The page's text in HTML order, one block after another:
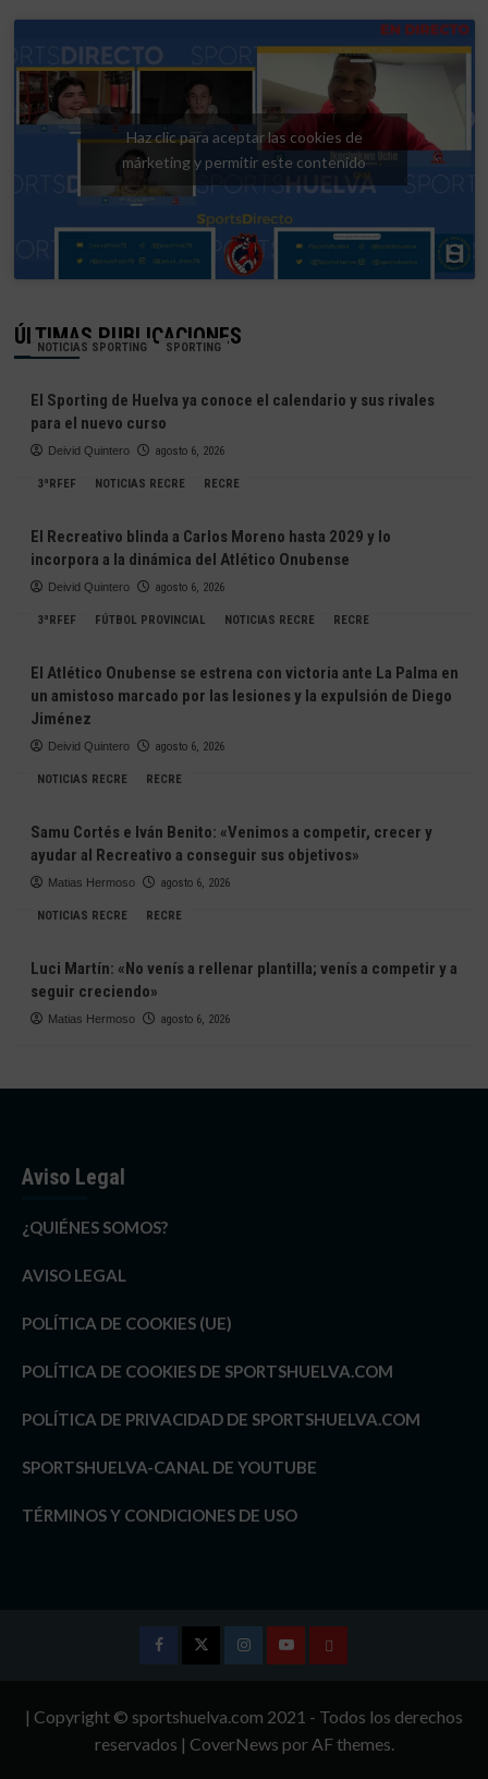
Haz clic para aceptar las cookies de
márketing y permitir este contenido
ÚLTIMAS PUBLICACIONES
NOTICIAS SPORTING SPORTING
El Sporting de Huelva ya conoce el calendario y sus rivales
para el nuevo curso
Deivid Quintero agosto 6, 2026
3ªRFEF NOTICIAS RECRE RECRE
El Recreativo blinda a Carlos Moreno hasta 2029 y lo
incorpora a la dinámica del Atlético Onubense
Deivid Quintero agosto 6, 2026
3ªRFEF FÚTBOL PROVINCIAL NOTICIAS RECRE RECRE
El Atlético Onubense se estrena con victoria ante La Palma en
un amistoso marcado por las lesiones y la expulsión de Diego
Jiménez
Deivid Quintero agosto 6, 2026
NOTICIAS RECRE RECRE
Samu Cortés e Iván Benito: «Venimos a competir, crecer y
ayudar al Recreativo a conseguir sus objetivos»
Matias Hermoso agosto 6, 2026
NOTICIAS RECRE RECRE
Luci Martín: «No venís a rellenar plantilla; venís a competir y a
seguir creciendo»
Matias Hermoso agosto 6, 2026
Aviso Legal
¿QUIÉNES SOMOS?
AVISO LEGAL
POLÍTICA DE COOKIES (UE)
POLÍTICA DE COOKIES DE SPORTSHUELVA.COM
POLÍTICA DE PRIVACIDAD DE SPORTSHUELVA.COM
SPORTSHUELVA-CANAL DE YOUTUBE
TÉRMINOS Y CONDICIONES DE USO
InstagramYoutubeTÉRMINOS
CONDICIONES
| Copyright © sportshuelva.com 2021 - Todos los derechos
reservados | CoverNews por AF themes.